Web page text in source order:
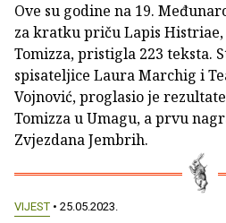
Ove su godine na 19.
za kratku priču Lapis
Tomizza, pristigla 223 teksta.
spisateljice Laura Marchig i
Vojnović, proglasio je
Tomizza u Umagu, a prvu
Zvjezdana Jembrih.
VIJEST • 25.05.2023.